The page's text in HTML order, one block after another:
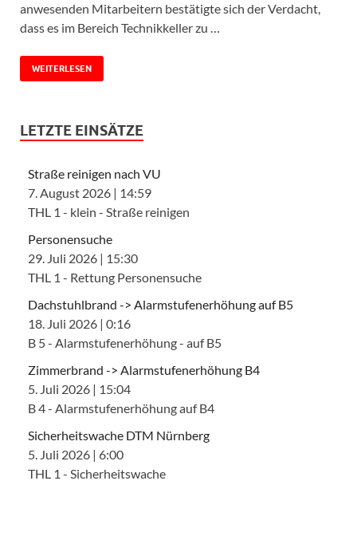
anwesenden Mitarbeitern bestätigte sich der Verdacht,
dass es im Bereich Technikkeller zu …
WEITERLESEN
LETZTE EINSÄTZE
Straße reinigen nach VU
7. August 2026 | 14:59
THL 1 - klein - Straße reinigen
Personensuche
29. Juli 2026 | 15:30
THL 1 - Rettung Personensuche
Dachstuhlbrand -> Alarmstufenerhöhung auf B5
18. Juli 2026 | 0:16
B 5 - Alarmstufenerhöhung - auf B5
Zimmerbrand -> Alarmstufenerhöhung B4
5. Juli 2026 | 15:04
B 4 - Alarmstufenerhöhung auf B4
Sicherheitswache DTM Nürnberg
5. Juli 2026 | 6:00
THL 1 - Sicherheitswache